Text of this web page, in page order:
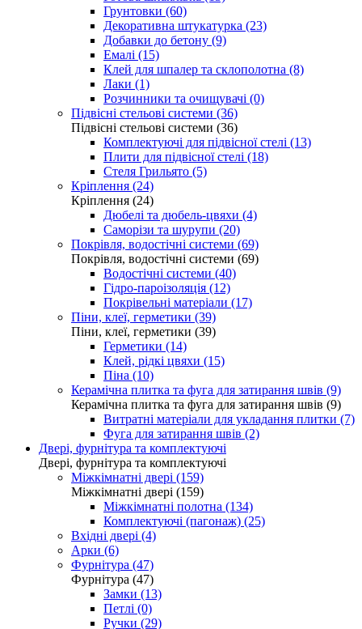
Грунтовки (60)
Декоративна штукатурка (23)
Добавки до бетону (9)
Емалі (15)
Клей для шпалер та склополотна (8)
Лаки (1)
Розчинники та очищувачі (0)
Підвісні стельові системи (36)
Підвісні стельові системи (36)
Комплектуючі для підвісної стелі (13)
Плити для підвісної стелі (18)
Стеля Грильято (5)
Кріплення (24)
Кріплення (24)
Дюбелі та дюбель-цвяхи (4)
Саморізи та шурупи (20)
Покрівля, водостічні системи (69)
Покрівля, водостічні системи (69)
Водостічні системи (40)
Гідро-пароізоляція (12)
Покрівельні матеріали (17)
Піни, клеї, герметики (39)
Піни, клеї, герметики (39)
Герметики (14)
Клей, рідкі цвяхи (15)
Піна (10)
Керамічна плитка та фуга для затирання швів (9)
Керамічна плитка та фуга для затирання швів (9)
Витратні матеріали для укладання плитки (7)
Фуга для затирання швів (2)
Двері, фурнітура та комплектуючі
Двері, фурнітура та комплектуючі
Міжкімнатні двері (159)
Міжкімнатні двері (159)
Міжкімнатні полотна (134)
Комплектуючі (пагонаж) (25)
Вхідні двері (4)
Арки (6)
Фурнітура (47)
Фурнітура (47)
Замки (13)
Петлі (0)
Ручки (29)